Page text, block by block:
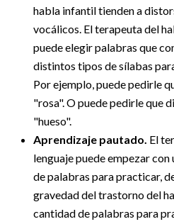
habla infantil tienden a
vocálicos. El terapeuta del
puede elegir palabras que
distintos tipos de sílabas
Por ejemplo, puede pedirle
"rosa". O puede pedirle que
"hueso".
Aprendizaje pautado. El
lenguaje puede empezar
de palabras para practicar,
gravedad del trastorno del
cantidad de palabras para